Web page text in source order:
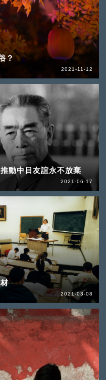
？
2021-11-12
動中日友誼永不放棄
2021-06-17
2021-03-08